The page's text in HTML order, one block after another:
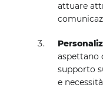
attuare
aspettano
supporto
e